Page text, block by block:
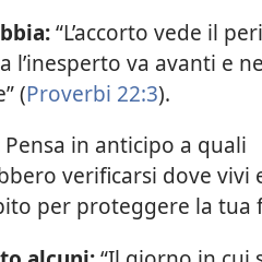
“L’accorto vede il
l’inesperto va avanti e
(Proverbi 22:3).
Pensa in anticipo a quali
verificarsi dove vivi
per proteggere la tua